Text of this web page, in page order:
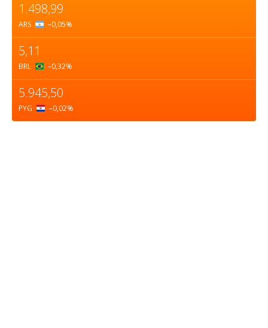
1.498,99
ARS –0,05%
5,11
BRL –0,32%
5.945,50
PYG –0,02%